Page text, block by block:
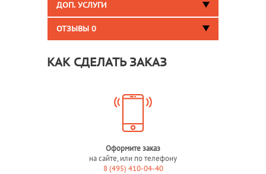
ДОП. УСЛУГИ
ОТЗЫВЫ 0
КАК СДЕЛАТЬ ЗАКАЗ
Оформите заказ
на сайте, или по телефону
8 (495) 410-04-40